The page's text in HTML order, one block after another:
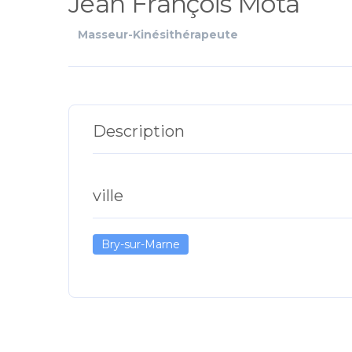
Masseur-Kinésithérapeute
Description
ville
Bry-sur-Marne